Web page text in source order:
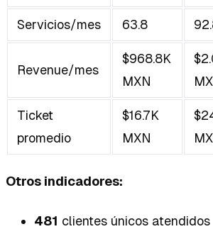
Servicios/mes 63.8
Revenue/mes
$968.8K
MXN
Ticket
promedio
$16.7K
MXN
Otros indicadores:
481 clientes únicos atendidos